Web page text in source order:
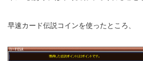
早速カード伝説コインを使ったところ、